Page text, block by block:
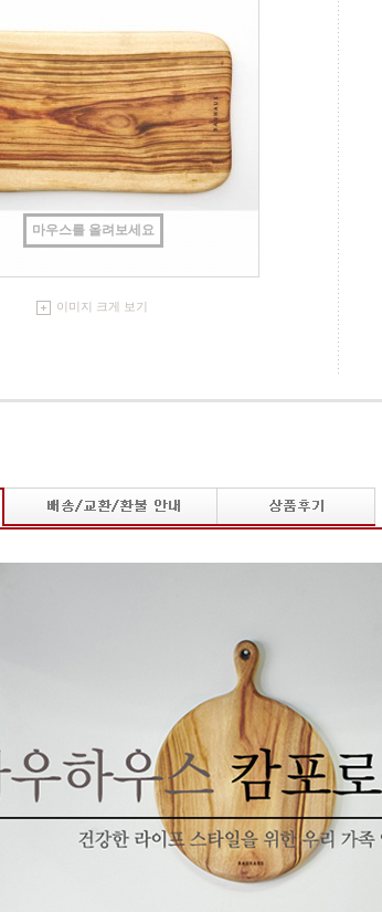
마우스를 올려보세요
이미지 크게 보기